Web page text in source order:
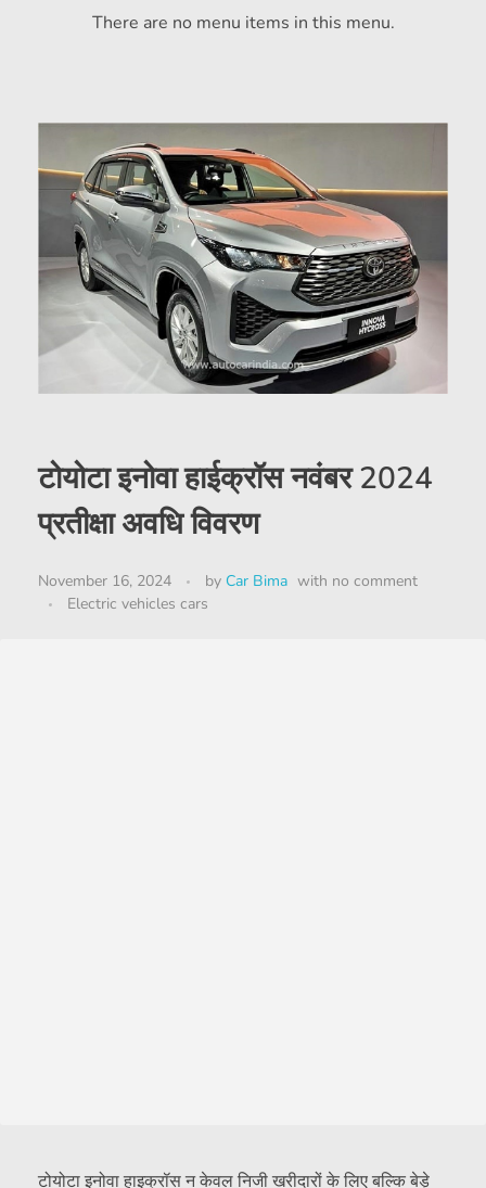
There are no menu items in this menu.
टोयोटा इनोवा हाईक्रॉस नवंबर 2024
प्रतीक्षा अवधि विवरण
November 16, 2024 by Car Bima with no comment
Electric vehicles cars
टोयोटा इनोवा हाइक्रॉस न केवल निजी खरीदारों के लिए बल्कि बेड़े